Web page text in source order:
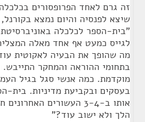
זה גרם לאחד הפרופסורים
שיצא לפנסיה והיום נמצא
"בית-הספר לכלכלה
לגייס כמעט אף אחד מאלה
מה שהופך את הבעיה לאקוטית
בתחומי ההוראה והמחקר התייבש.
מוקדמת. כמה אנשי סגל בגיל
בעסקים ובקביעת מדיניות. בית-
אותו ב-3-4 העשורים
הלך ולא ישוב עוד?"